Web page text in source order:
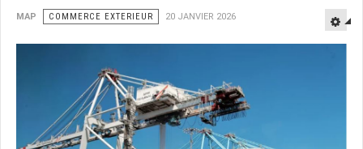
MAP COMMERCE EXTERIEUR 20 JANVIER 2026